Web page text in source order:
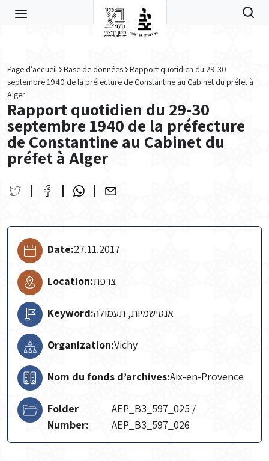
Page d’accueil Base de données
Rapport quotidien du 29-30
septembre 1940 de la préfecture de Constantine au Cabinet du préfet à
Alger
Rapport quotidien du 29-30
septembre 1940 de la préfecture
de Constantine au Cabinet du
préfet à Alger
Date:27.11.2017
Location:צרפת
Keyword:אנטישמיות, תעמולה
Organization:Vichy
Nom du fonds d’archives:Aix-en-Provence
Folder
Number:
AEP_B3_597_025 /
AEP_B3_597_026